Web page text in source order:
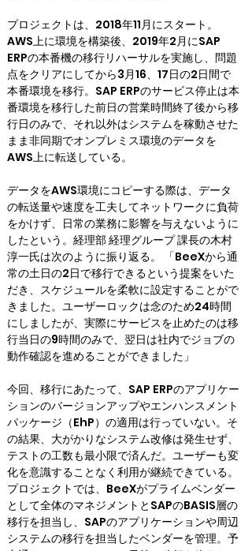
プロジェクトは、2018年11月にスタート。
AWS上に環境を構築後、2019年2月にSAP
ERPの本番機の移行リハーサルを実施し、問題
点をクリアにしてから3月16、17日の2日間で
本番環境を移行。SAP ERPのサービス停止は本
番環境を移行した前日の営業時間終了後から移
行日のみで、それ以外はシステムを稼動させた
まま非同期でオンプレミス環境のデータを
AWS上に転送している。
データをAWS環境にコピーする際は、データ
の転送量や速度を工夫してネットワークに負荷
をかけず、日常の業務に影響を与えないように
したという。経理部 経理グループ 課長の木村
淳一氏は次のように振り返る。 「BeeXから通
常の土日の2日で移行できるという提案をいた
だき、スケジュールを柔軟に設定することがで
きました。ユーザーロックは念のため24時間
にしましたが、実際にサービスを止めたのは移
行当日の9時間のみで、翌日は社内でジョブの
動作確認を進めることができました」
今回、移行にあたって、SAP ERPのアプリケー
ションのバージョンアップやエンハンスメント
パッケージ（EhP）の適用は行っていない。そ
の結果、大がかりなシステム改修は発生せず、
テストの工数も最小限で済んだ。ユーザーも変
化を意識することなく利用が継続できている。
プロジェクトでは、BeeXがプライムベンダー
として全体のマネジメントとSAPのBASIS層の
移行を担当し、SAPのアプリケーションや周辺
システムの移行を担当したベンダーを管理。予